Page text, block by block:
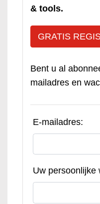
& tools.
GRATIS
Bent u al
mailadres en
E-mailadres:
Uw persoonlijke